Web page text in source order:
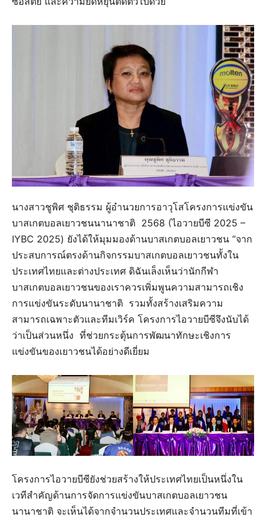
นางสาวชูพิศ ชุติธรรม ผู้อำนวยการอาวุโสโครงการแข่งขัน
บาสเกตบอลเยาวชนนานาชาติ 2568 (ไอวายบีซี 2025 –
IYBC 2025) ยังได้ให้มุมมองด้านบาสเกตบอลเยาวชน “จาก
ประสบการณ์ตรงด้านกิจกรรมบาสเกตบอลเยาวชนทั้งใน
ประเทศไทยและต่างประเทศ ดิฉันเล็งเห็นว่านักกีฬา
บาสเกตบอลเยาวชนของเราควรเพิ่มพูนความสามารถเชิง
การแข่งขันระดับนานาชาติ รวมทั้งสร้างเสริมความ
สามารถเฉพาะตัวและทีมเวิร์ค โครงการไอวายบีซีจึงนับได้
ว่าเป็นส่วนหนึ่ง ที่ช่วยกระตุ้นการพัฒนาทักษะเชิงการ
แข่งขันของเยาวชนได้อย่างดีเยี่ยม
โครงการไอวายบีซียังช่วยสร้างให้ประเทศไทยเป็นหนึ่งใน
เวทีสำคัญด้านการจัดการแข่งขันบาสเกตบอลเยาวชน
นานาชาติ จะเห็นได้จากจำนวนประเทศและจำนวนทีมที่เข้า